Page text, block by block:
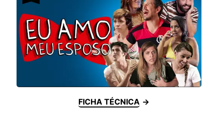
FICHA TÉCNICA